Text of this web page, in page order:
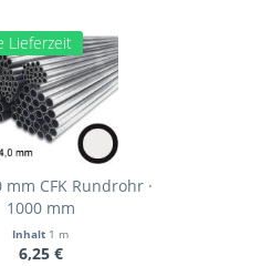
Lieferzeit
mm CFK Rundrohr ·
1000 mm
Inhalt 1 m
6,25 €